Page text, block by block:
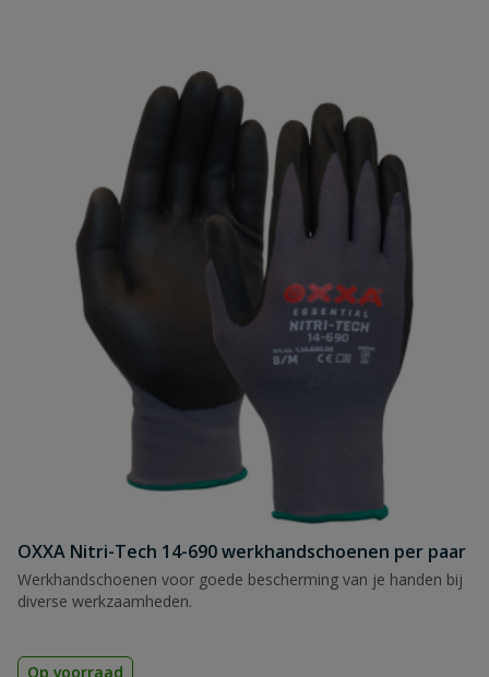
OXXA Nitri-Tech 14-690 werkhandschoenen per paar
Werkhandschoenen voor goede bescherming van je handen bij
diverse werkzaamheden.
Op voorraad